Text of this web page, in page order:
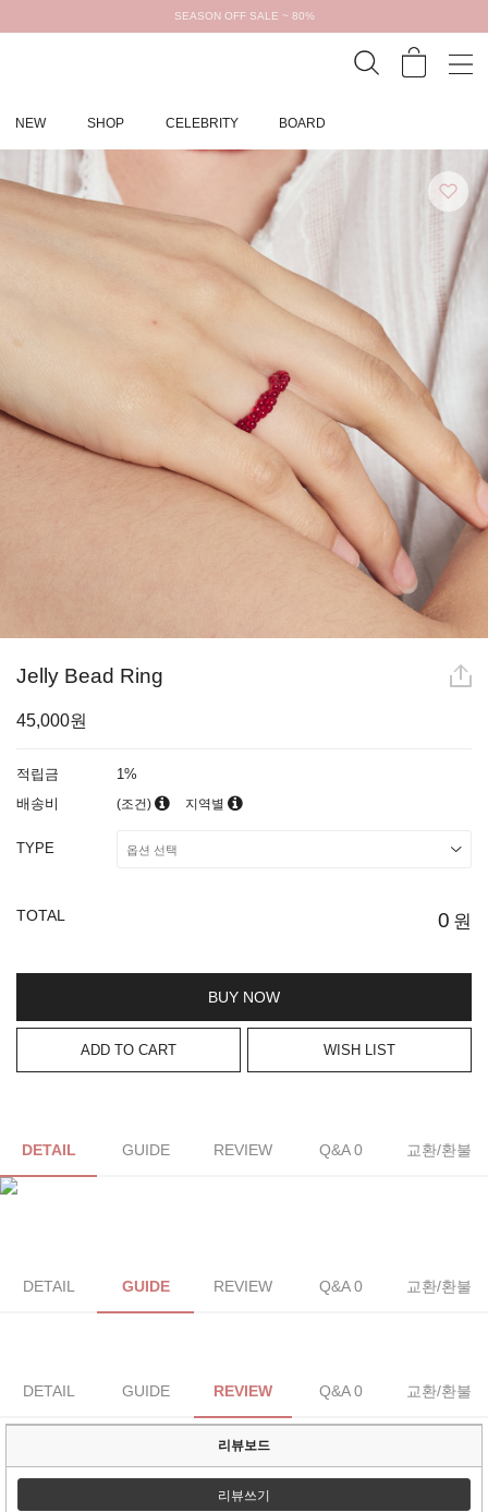
SEASON OFF SALE ~ 80%
NEW SHOP CELEBRITY BOARD
Jelly Bead Ring
45,000원
적립금
1%
배송비
(조건) 지역별
TYPE
TOTAL 0 원
BUY NOW
ADD TO CART WISH LIST
DETAIL GUIDE REVIEW Q&A 0 교환/환불
DETAIL GUIDE REVIEW Q&A 0 교환/환불
DETAIL GUIDE REVIEW Q&A 0 교환/환불
리뷰보드
리뷰쓰기